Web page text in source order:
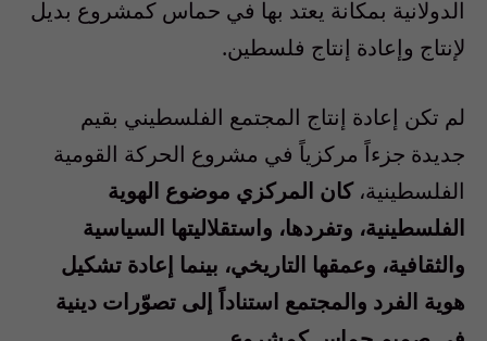
الدولانية بمكانة يعتد بها في حماس كمشروع بديل
لإنتاج وإعادة إنتاج فلسطين.
لم تكن إعادة إنتاج المجتمع الفلسطيني بقيم
جديدة جزءاً مركزياً في مشروع الحركة القومية
الفلسطينية،كان المركزي موضوع الهوية
الفلسطينية، وتفردها، واستقلاليتها السياسية
والثقافية، وعمقها التاريخي، بينما إعادة تشكيل
هوية الفرد والمجتمع استناداً إلى تصوّرات دينية